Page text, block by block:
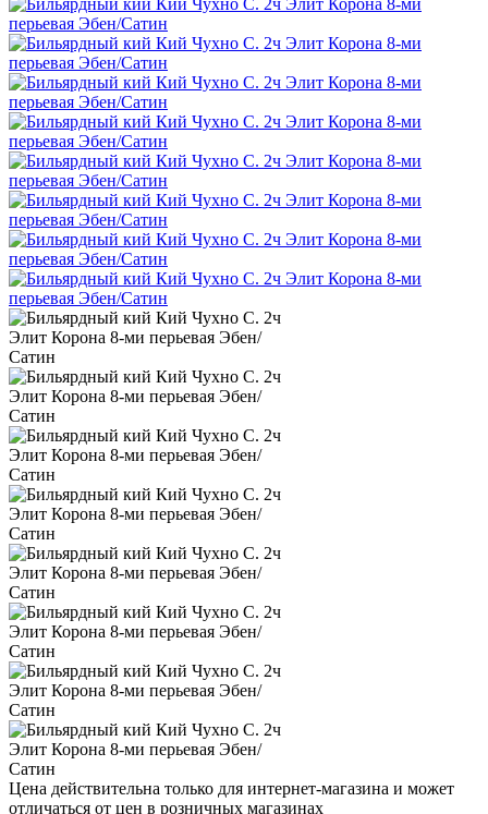
Цена действительна только для интернет-магазина и может
отличаться от цен в розничных магазинах